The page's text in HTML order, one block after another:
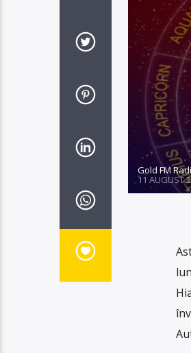
Gold FM
11 AUGUST